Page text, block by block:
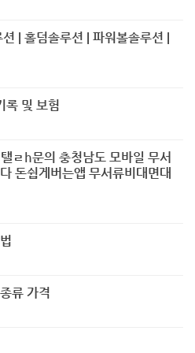
| 홀덤솔루션 | 파워볼솔루션 |
록 및 보험
ㄹh문의 충청남도 모바일 무서
돈쉽게버는앱 무서류비대면대
류 가격